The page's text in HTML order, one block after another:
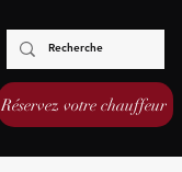
Réservez votre chauffeur